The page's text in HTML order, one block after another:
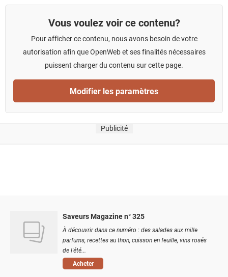
Vous voulez voir ce contenu?
Pour afficher ce contenu, nous avons besoin de votre
autorisation afin que OpenWeb et ses finalités nécessaires
puissent charger du contenu sur cette page.
Modifier les paramètres
Publicité
Saveurs Magazine n° 325
À découvrir dans ce numéro : des salades aux mille
parfums, recettes au thon, cuisson en feuille, vins rosés
de l'été...
Acheter